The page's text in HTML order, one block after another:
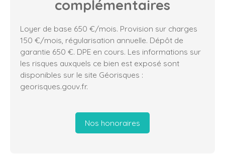
complémentaires
Loyer de base 650 €/mois. Provision sur charges
150 €/mois, régularisation annuelle. Dépôt de
garantie 650 €. DPE en cours. Les informations sur
les risques auxquels ce bien est exposé sont
disponibles sur le site Géorisques :
georisques.gouv.fr.
Nos honoraires